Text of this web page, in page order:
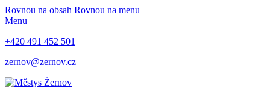
Rovnou na obsah Rovnou na menu
Menu
+420 491 452 501
zernov@zernov.cz